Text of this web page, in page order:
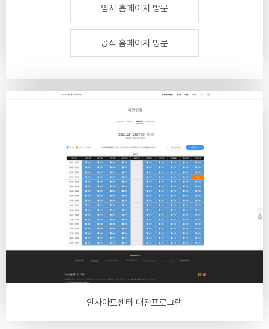
임시 홈페이지 방문
공식 홈페이지 방문
인사아트센터 대관프로그램